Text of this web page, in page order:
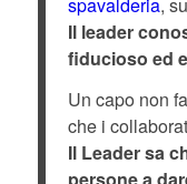
Il leader
fiducioso ed
Un capo non
che i
Il Leader sa